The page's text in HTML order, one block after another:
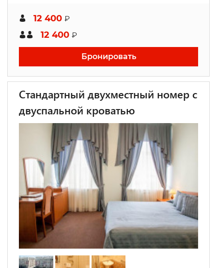
12 400 ₽
12 400 ₽
Бронировать
Стандартный двухместный номер с
двуспальной кроватью